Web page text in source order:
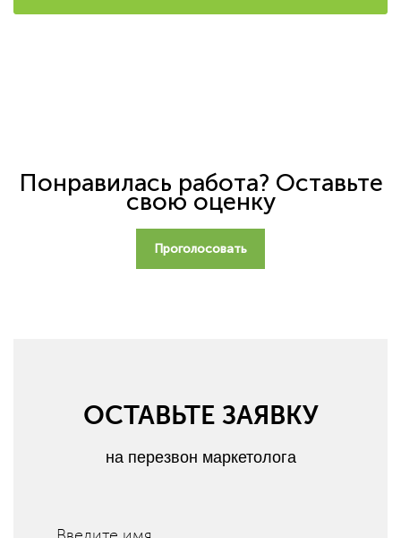
Понравилась работа? Оставьте
свою оценку
Проголосовать
ОСТАВЬТЕ ЗАЯВКУ
на перезвон маркетолога